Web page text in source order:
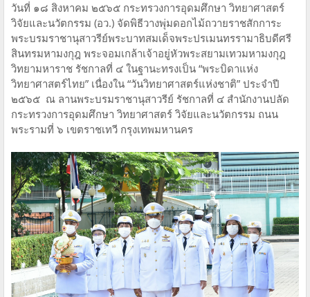
วันที่ ๑๘ สิงหาคม ๒๕๖๕ กระทรวงการอุดมศึกษา วิทยาศาสตร์
วิจัยและนวัตกรรม (อว.) จัดพิธีวางพุ่มดอกไม้ถวายราชสักการะ
พระบรมราชานุสาวรีย์พระบาทสมเด็จพระปรเมนทรรามาธิบดีศรี
สินทรมหามงกุฎ พระจอมเกล้าเจ้าอยู่หัวพระสยามเทวมหามงกุฎ
วิทยามหาราช รัชกาลที่ ๔ ในฐานะทรงเป็น “พระบิดาแห่ง
วิทยาศาสตร์ไทย” เนื่องใน “วันวิทยาศาสตร์แห่งชาติ” ประจำปี
๒๕๖๕ ณ ลานพระบรมราชานุสาวรีย์ รัชกาลที่ ๔ สำนักงานปลัด
กระทรวงการอุดมศึกษา วิทยาศาสตร์ วิจัยและนวัตกรรม ถนน
พระรามที่ ๖ เขตราชเทวี กรุงเทพมหานคร